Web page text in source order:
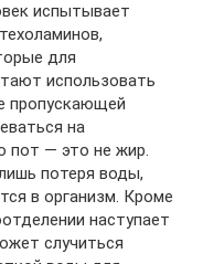
испытывает
для
использовать
пропускающей
на
пот — это не жир.
потеря воды,
в организм. Кроме
наступает
случиться